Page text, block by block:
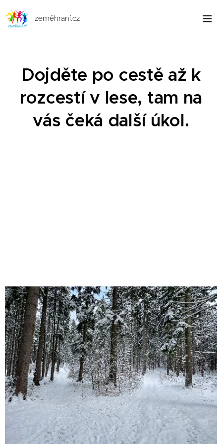
zeměhraní.cz
Dojděte po cestě až k
rozcestí v lese, tam na
vás čeká další úkol.